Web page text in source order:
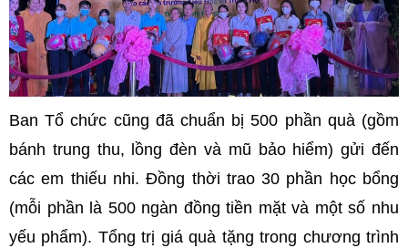
Ban Tổ chức cũng đã chuẩn bị 500 phần quà (gồm
bánh trung thu, lồng đèn và mũ bảo hiểm) gửi đến
các em thiếu nhi. Đồng thời trao 30 phần học bổng
(mỗi phần là 500 ngàn đồng tiền mặt và một số nhu
yếu phẩm). Tổng trị giá quà tặng trong chương trình